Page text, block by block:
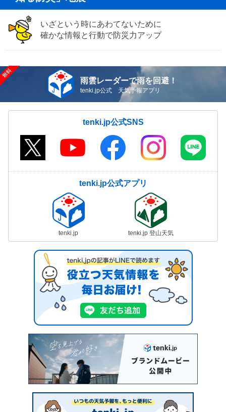
いざという時にあわてないために
確かな情報と行動で防災力アップ
雨雲レーダーで雨を回避！
tenki.jp公式 天気予報アプリ
tenki.jp公式SNS
tenki.jp公式アプリ
tenki.jp tenki.jp 登山天気